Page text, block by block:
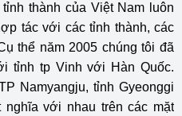
thành của Việt Nam luôn
tác với các tỉnh thành, các
thể năm 2005 chúng tôi đã
tỉnh tp Vinh với Hàn Quốc.
Namyangju, tỉnh Gyeonggi
với nhau trên các mặt